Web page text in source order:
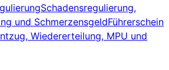
Schadensregulierung,
und SchmerzensgeldFührerschein
Wiedererteilung, MPU und